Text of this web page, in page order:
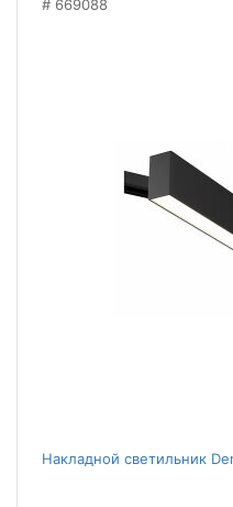
669088
Накладной светильник